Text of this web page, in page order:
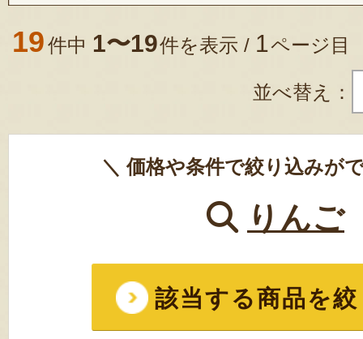
19件中 1〜19件を表示 / 1ページ目
並べ替え：
＼ 価格や条件で絞り込みが
りんご
該当する商品を